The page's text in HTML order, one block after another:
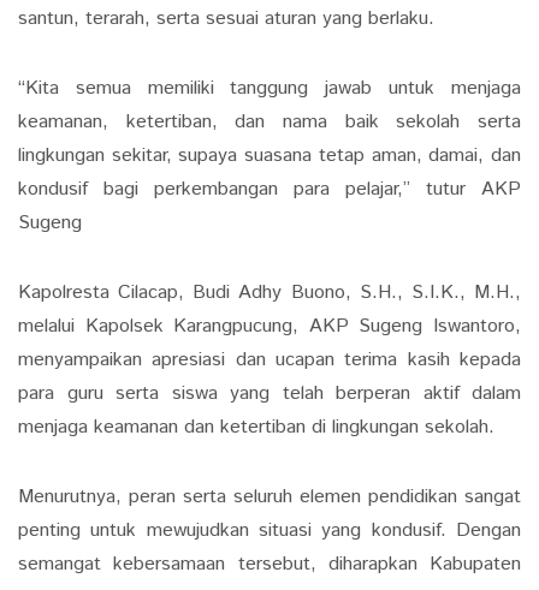
santun, terarah, serta sesuai aturan yang berlaku.
“Kita semua memiliki tanggung jawab untuk menjaga
keamanan, ketertiban, dan nama baik sekolah serta
lingkungan sekitar, supaya suasana tetap aman, damai, dan
kondusif bagi perkembangan para pelajar,” tutur AKP
Sugeng
Kapolresta Cilacap, Budi Adhy Buono, S.H., S.I.K., M.H.,
melalui Kapolsek Karangpucung, AKP Sugeng Iswantoro,
menyampaikan apresiasi dan ucapan terima kasih kepada
para guru serta siswa yang telah berperan aktif dalam
menjaga keamanan dan ketertiban di lingkungan sekolah.
Menurutnya, peran serta seluruh elemen pendidikan sangat
penting untuk mewujudkan situasi yang kondusif. Dengan
semangat kebersamaan tersebut, diharapkan Kabupaten